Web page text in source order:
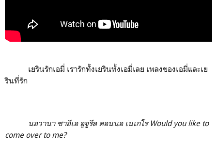
เยรินรักเอมี่ เรารักทั้งเยรินทั้งเอมี่เลย เพลงของเอมี่และเย
รินที่รัก
นอวานา ซาอีเอ อูจูรึล คอนนอ เนเกโร Would you like to
come over to me?